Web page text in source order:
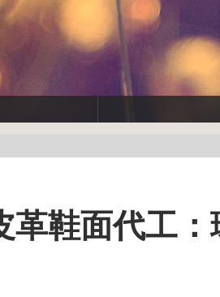
革鞋面代工